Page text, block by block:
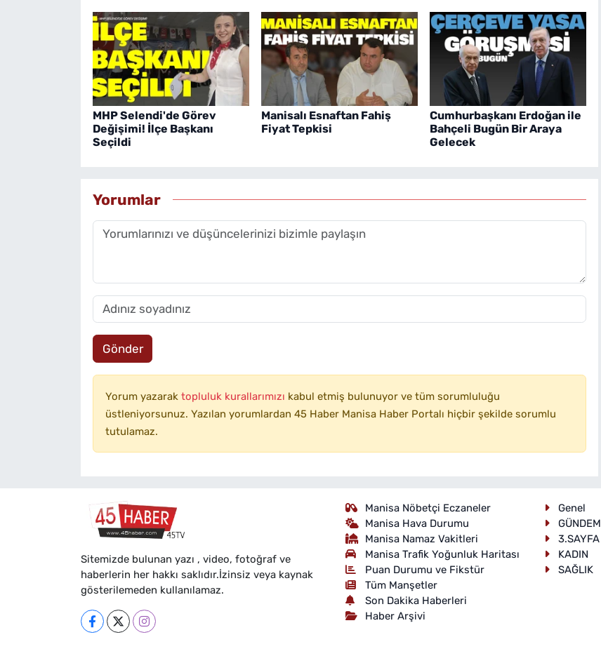
MHP Selendi'de Görev
Değişimi! İlçe Başkanı
Seçildi
Manisalı Esnaftan Fahiş
Fiyat Tepkisi
Cumhurbaşkanı Erdoğan ile
Bahçeli Bugün Bir Araya
Gelecek
Yorumlar
Gönder
Yorum yazarak topluluk kurallarımızı kabul etmiş bulunuyor ve tüm sorumluluğu
üstleniyorsunuz. Yazılan yorumlardan 45 Haber Manisa Haber Portalı hiçbir şekilde sorumlu
tutulamaz.
Sitemizde bulunan yazı , video, fotoğraf ve
haberlerin her hakkı saklıdır.İzinsiz veya kaynak
gösterilemeden kullanılamaz.
Manisa Nöbetçi Eczaneler
Manisa Hava Durumu
Manisa Namaz Vakitleri
Manisa Trafik Yoğunluk Haritası
Puan Durumu ve Fikstür
Tüm Manşetler
Son Dakika Haberleri
Haber Arşivi
Genel
GÜNDEM
3.SAYFA
KADIN
SAĞLIK